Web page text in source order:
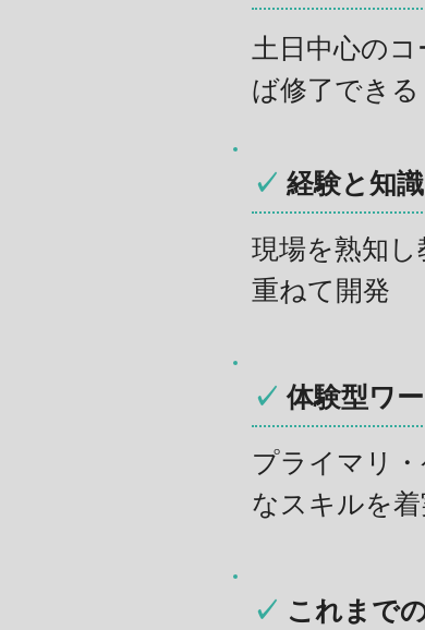
土日中心の
ば修了できる
✓ 経験と知
現場を熟知
重ねて開発
✓ 体験型ワ
プライマリ
なスキルを
✓ これまで